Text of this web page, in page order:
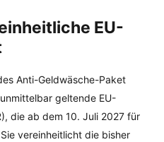
EU-
Anti-Geldwäsche-Paket
geltende EU-
die ab dem 10. Juli 2027 für
vereinheitlicht die bisher